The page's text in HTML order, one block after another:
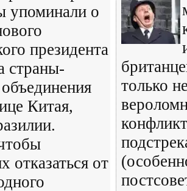
упоминали о
президента
страны-
Китая,
отказаться от
только